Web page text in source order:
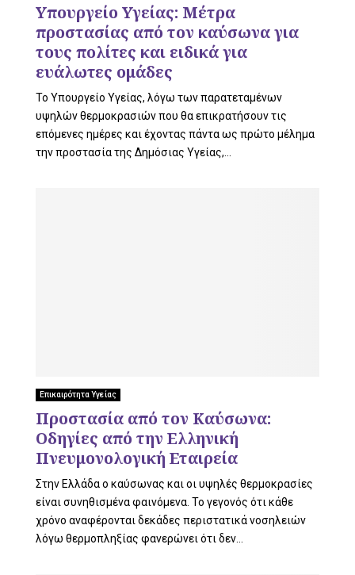
Υπουργείο Υγείας: Μέτρα
προστασίας από τον καύσωνα για
τους πολίτες και ειδικά για
ευάλωτες ομάδες
Το Υπουργείο Υγείας, λόγω των παρατεταμένων
υψηλών θερμοκρασιών που θα επικρατήσουν τις
επόμενες ημέρες και έχοντας πάντα ως πρώτο μέλημα
την προστασία της Δημόσιας Υγείας,...
Επικαιρότητα Υγείας
Προστασία από τον Καύσωνα:
Οδηγίες από την Ελληνική
Πνευμονολογική Εταιρεία
Στην Ελλάδα ο καύσωνας και οι υψηλές θερμοκρασίες
είναι συνηθισμένα φαινόμενα. Το γεγονός ότι κάθε
χρόνο αναφέρονται δεκάδες περιστατικά νοσηλειών
λόγω θερμοπληξίας φανερώνει ότι δεν...